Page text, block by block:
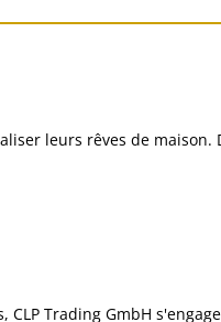
leurs rêves de
Trading GmbH